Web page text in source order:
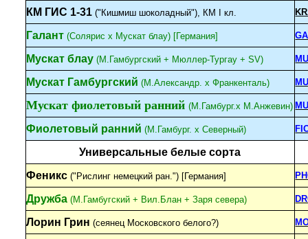
КМ ГИС 1-31 ("Кишмиш шоколадный"), КМ I кл.
Галант (Солярис x Мускат блау) [Германия]
Мускат блау (М.Гамбургский + Мюллер-Тургау + SV)
Мускат Гамбургский(М.Александр. х Франкенталь)
Мускат фиолетовый ранний(М.Гамбург.х М.Анжевин)
Фиолетовый ранний(М.Гамбург. х Северный)
Универсальные белые сорта
Феникс ("Рислинг немецкий ран.") [Германия]
Дружба (М.Гамбугский + Вил.Блан + Заря севера)
Лорин Грин (сеянец Московского белого?)